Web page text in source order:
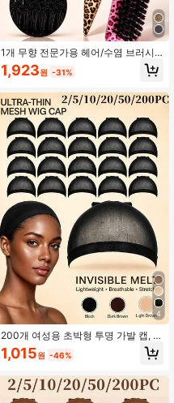
1개 무향 전문가용 헤어/수염 브러시,
옴브레 컬러 빗 및 그루밍 브러시, 부
드러운 유지 관리 도구, 굵고 가는 모
사지, 개학, 여행, 일상생활에 적용 가
능하며 가족과 친구를 위한 훌륭한 선
물
1,923원 -31%
4
200개 여성용 초박형 투명 가발 캡, 탄
성 나일론 헤어넷 캡, 경량 보이지 않
는 가발 내부 캡, 레이스 프론트 가발
(2/5/10/20/50/200개 팩)
1,015원 -46%